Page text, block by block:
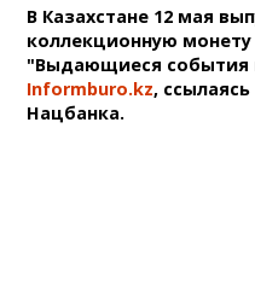
В Казахстане 12 мая
коллекционную
"Выдающиеся
Informburo.kz,
Нацбанка.